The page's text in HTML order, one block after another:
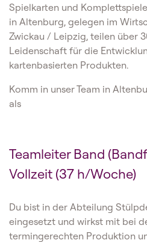
Spielkarten und
in Altenburg, gelegen im
Zwickau / Leipzig, teilen über
Leidenschaft für die
kartenbasierten Produkten.
Komm in unser Team in
als
Teamleiter Band
Vollzeit (37 h/Woche)
Du bist in der Abteilung
eingesetzt und wirkst mit bei
termingerechten Produktion